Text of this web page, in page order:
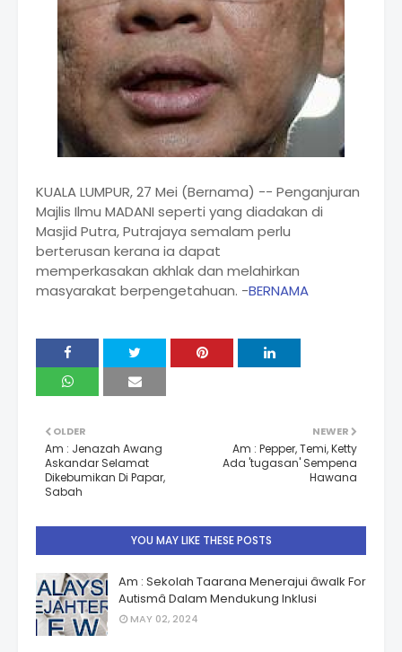
KUALA LUMPUR, 27 Mei (Bernama) -- Penganjuran
Majlis Ilmu MADANI seperti yang diadakan di
Masjid Putra, Putrajaya semalam perlu
berterusan kerana ia dapat
memperkasakan akhlak dan melahirkan
masyarakat berpengetahuan. -BERNAMA
NEWER
Am : Pepper, Temi, Ketty
Ada 'tugasan' Sempena
Hawana
OLDER
Am : Jenazah Awang
Askandar Selamat
Dikebumikan Di Papar,
Sabah
YOU MAY LIKE THESE POSTS
Am : Sekolah Taarana Menerajui âwalk For
Autismâ Dalam Mendukung Inklusi
MAY 02, 2024